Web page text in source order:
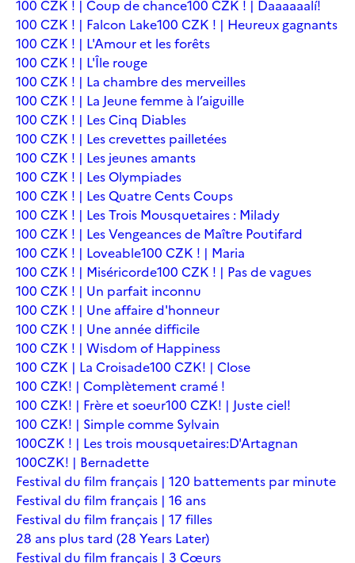
100 CZK ! | Coup de chance100 CZK ! | Daaaaaalí!
100 CZK ! | Falcon Lake100 CZK ! | Heureux gagnants
100 CZK ! | L'Amour et les forêts
100 CZK ! | L'Île rouge
100 CZK ! | La chambre des merveilles
100 CZK ! | La Jeune femme à l’aiguille
100 CZK ! | Les Cinq Diables
100 CZK ! | Les crevettes pailletées
100 CZK ! | Les jeunes amants
100 CZK ! | Les Olympiades
100 CZK ! | Les Quatre Cents Coups
100 CZK ! | Les Trois Mousquetaires : Milady
100 CZK ! | Les Vengeances de Maître Poutifard
100 CZK ! | Loveable100 CZK ! | Maria
100 CZK ! | Miséricorde100 CZK ! | Pas de vagues
100 CZK ! | Un parfait inconnu
100 CZK ! | Une affaire d'honneur
100 CZK ! | Une année difficile
100 CZK ! | Wisdom of Happiness
100 CZK | La Croisade100 CZK! | Close
100 CZK! | Complètement cramé !
100 CZK! | Frère et soeur100 CZK! | Juste ciel!
100 CZK! | Simple comme Sylvain
100CZK ! | Les trois mousquetaires:D'Artagnan
100CZK! | Bernadette
Festival du film français | 120 battements par minute
Festival du film français | 16 ans
Festival du film français | 17 filles
28 ans plus tard (28 Years Later)
Festival du film français | 3 Cœurs